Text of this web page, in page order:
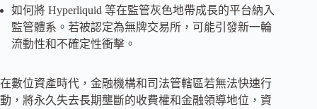
如何將 Hyperliquid 等在監管灰色地帶成長的平台納入
監管體系。若被認定為無牌交易所，可能引發新一輪
流動性和不確定性衝擊。
在數位資產時代，金融機構和司法管轄區若無法快速行
動，將永久失去長期壟斷的收費權和金融領導地位，資